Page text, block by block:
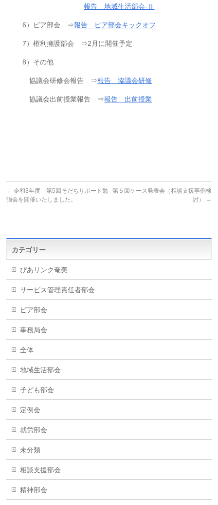
報告 地域生活部会-Ⅱ
6）ピア部会 ⇒報告 ピア部会キックオフ
7）権利擁護部会 ⇒2月に開催予定
8）その他
協議会研修会報告 ⇒報告 協議会研修
協議会出前授業報告 ⇒報告 出前授業
← 令和3年度 第5回そだちサポート勉
強会を開催いたしました。
第５回ケース発表会（相談支援事例検
討）
→
カテゴリー
ぴあリンク奄美
サービス管理責任者部会
ピア部会
事務局会
全体
地域生活部会
子ども部会
定例会
就労部会
未分類
相談支援部会
精神部会